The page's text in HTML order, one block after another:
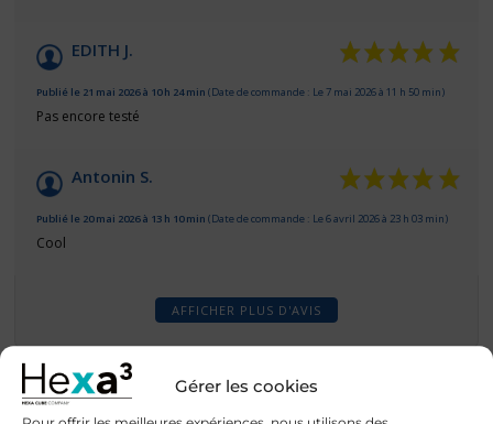
Gérer les cookies
EDITH J.
Publié le 21 mai 2026 à 10 h 24 min(Date de commande : Le 7 mai 2026 à 11 h 50 min)
Pas encore testé
Antonin S.
Publié le 20 mai 2026 à 13 h 10 min(Date de commande : Le 6 avril 2026 à 23 h 03 min)
Cool
AFFICHER PLUS D'AVIS